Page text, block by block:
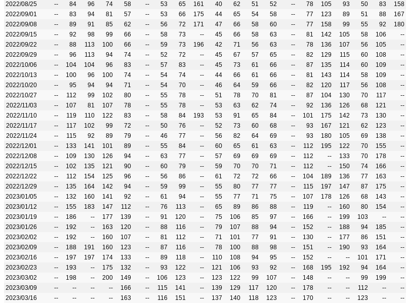
2022/08/25
-- 84 96 74 58 -- 53 65 161 40 62 51 52 -- 78 105 93 50 83
158
2022/09/01
-- 83 94 81 57 -- 53 66 175 44 65 54 58 -- 77 123 89 51 88
167
2022/09/08
-- 89 91 85 62 -- 56 72 171 47 66 58 60 -- 77 158 99 55 92
180
2022/09/15
-- 92 98 99 66 -- 58 73 -- 45 66 58 63 -- 81 142 105 58 106
--
2022/09/22
-- 88 113 100 66 -- 59 73 196 42 71 56 63 -- 78 136 107 56 105
--
2022/09/29
-- 96 113 94 74 -- 52 72 -- 45 67 57 65 -- 82 129 115 60 108
--
2022/10/06
-- 104 104 96 83 -- 57 83 -- 45 73 61 66 -- 87 135 114 60 109
--
2022/10/13
-- 100 96 100 74 -- 54 74 -- 44 66 61 66 -- 81 143 114 58 109
--
2022/10/20
-- 95 94 94 71 -- 54 70 -- 46 64 59 66 -- 82 120 117 56 108
--
2022/10/27
-- 112 99 102 80 -- 55 78 -- 51 78 70 81 -- 87 104 130 70 117
--
2022/11/03
-- 107 81 107 78 -- 55 78 -- 53 63 62 74 -- 92 136 126 68 121
--
2022/11/10
-- 119 110 122 83 -- 58 84 193 53 91 65 84 -- 101 175 142 73 130
--
2022/11/17
-- 117 102 99 72 -- 50 76 -- 52 73 60 68 -- 93 167 121 62 123
--
2022/11/24
-- 115 92 89 79 -- 46 77 -- 56 82 64 69 -- 93 180 105 69 138
--
2022/12/01
-- 133 141 101 89 -- 55 84 -- 60 65 61 63 -- 112 195 122 70 155
--
2022/12/08
-- 109 130 126 94 -- 63 77 -- 57 69 69 69 -- 112 -- 133 70 178
--
2022/12/15
-- 102 135 121 90 -- 60 79 -- 59 70 70 71 -- 112 -- 150 74 166
--
2022/12/22
-- 112 154 125 96 -- 56 86 -- 61 72 72 66 -- 104 189 136 77 163
--
2022/12/29
-- 135 164 142 94 -- 59 99 -- 55 80 77 77 -- 115 197 147 87 175
--
2023/01/05
-- 132 160 141 92 -- 61 94 -- 55 77 71 75 -- 107 178 126 68 143
--
2023/01/12
-- 155 183 147 112 -- 76 113 -- 65 89 86 88 -- 119 -- 160 80 154
--
2023/01/19
-- 186 -- 177 139 -- 91 120 -- 75 106 85 97 -- 166 -- 199 103 --
--
2023/01/26
-- 192 -- 163 120 -- 88 116 -- 79 107 88 94 -- 152 -- 188 94 185
--
2023/02/02
-- 192 -- 160 107 -- 81 112 -- 71 101 77 91 -- 130 -- 177 86 151
--
2023/02/09
-- 188 191 160 123 -- 87 116 -- 78 100 88 98 -- 151 -- 190 93 164
--
2023/02/16
-- 197 197 174 133 -- 89 118 -- 110 108 94 95 -- 152 -- -- 101 171
--
2023/02/23
-- 193 -- 175 132 -- 93 122 -- 121 106 93 92 -- 168 195 192 94 164
--
2023/03/02
-- 198 -- 200 149 -- 106 123 -- 123 122 99 107 -- 148 -- -- 99 199
--
2023/03/09
-- -- -- -- 166 -- 115 141 -- 139 129 117 120 -- 178 -- -- 112 --
--
2023/03/16
-- -- -- -- 163 -- 116 151 -- 137 140 118 123 -- 170 -- -- 123 -- --